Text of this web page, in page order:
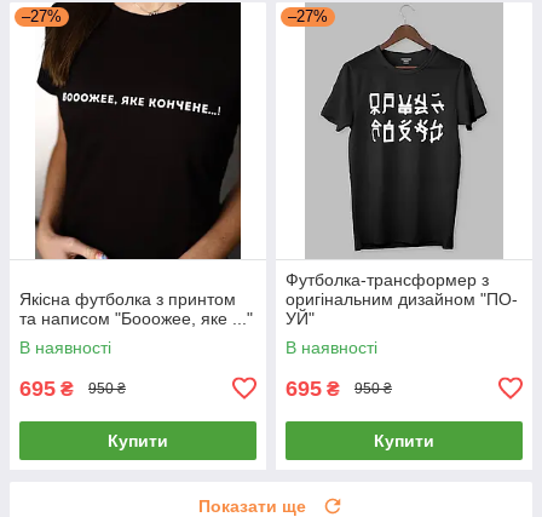
–27%
Якісна футболка з принтом
та написом "Бооожее, яке ..."
В наявності
695 ₴ 950 ₴
Купити
–27%
Футболка-трансформер з
оригінальним дизайном "ПО-
УЙ"
В наявності
695 ₴ 950 ₴
Купити
Показати ще